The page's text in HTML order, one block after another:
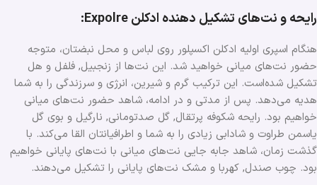
رایحه و نت‌های تشکیل دهنده ادکلن Expolre:
هنگام اسپری اولیه ادکلن اکسپلور روی لباس و محل نبضتان، متوجه
حضور نت‌های میانی خواهید شد. این نت‌ها از زنجبیل, فلفل و هل
تشکیل شده‌است. این ترکیب گرم و شیرین، انرژی و سرزندگی را به شما
هدیه می‌دهد. پس از مدتی و در ادامه، شاهد حضور نت‌های میانی
خواهیم بود. رایحه شکوفه پرتقال, گل صدتومانی, نارگیل و بوی گل
یاسمن طراوت و شادابی زیادی را به شما و اطرافیانتان القا می‌کند. با
گذشت زمان، شاهد جابه جایی نت‌های میانی با نت‌های پایانی خواهیم
بود. چوب صندل, کهربا و مشک نت‌های پایانی را تشکیل می‌دهند.